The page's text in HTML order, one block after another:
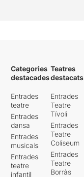
Categories
destacades
Entrades
teatre
Entrades
dansa
Entrades
musicals
Entrades
teatre
infantil
Teatres
destacats
Entrades
Teatre
Tívoli
Entrades
Teatre
Coliseum
Entrades
Teatre
Borràs